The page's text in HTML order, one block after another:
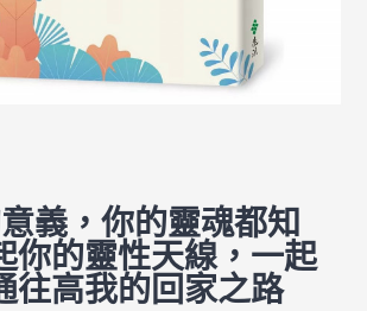
義，你的靈魂都知
你的靈性天線，一起
往高我的回家之路